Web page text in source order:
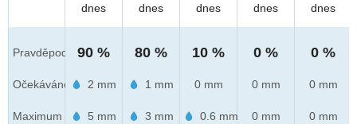
Pravděpod.
Očekáváno
Maximum
dnes
90 %
2 mm
5 mm
dnes
80 %
1 mm
3 mm
dnes
10 %
0 mm
0.6 mm
dnes
0 %
0 mm
0 mm
dnes
0 %
0 mm
0 mm